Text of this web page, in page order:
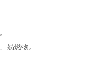
易燃物。